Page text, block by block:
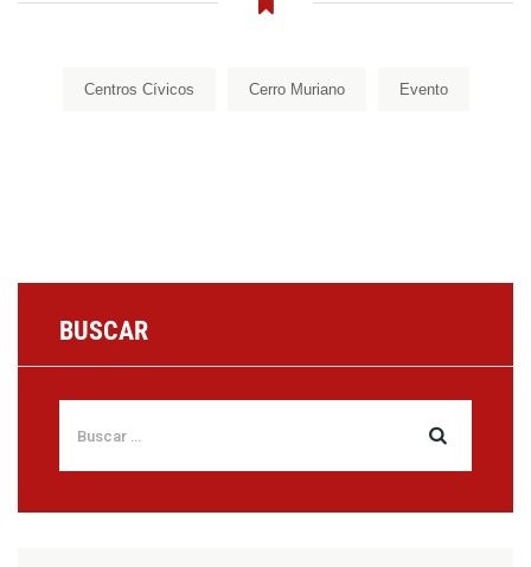
Centros Cívicos Cerro Muriano Evento
BUSCAR